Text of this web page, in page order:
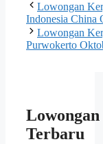
Lowongan
Indonesia China
Lowongan
Purwokerto
Lowongan
Terbaru